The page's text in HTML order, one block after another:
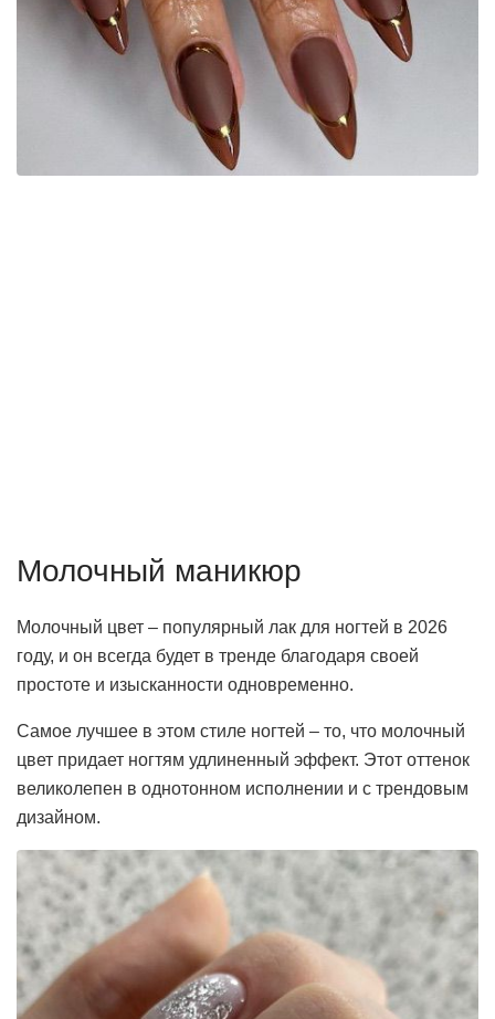
Молочный маникюр
Молочный цвет – популярный лак для ногтей в 2026
году, и он всегда будет в тренде благодаря своей
простоте и изысканности одновременно.
Самое лучшее в этом стиле ногтей – то, что молочный
цвет придает ногтям удлиненный эффект. Этот оттенок
великолепен в однотонном исполнении и с трендовым
дизайном.